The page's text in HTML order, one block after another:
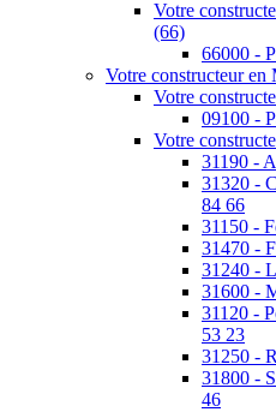
Votre
(66)
66000 -
Votre constructeur en
Votre
09100 -
Votre
31190 -
31320 -
84 66
31150 -
31470 -
31240 -
31600 -
31120 -
53 23
31250 -
31800 -
46